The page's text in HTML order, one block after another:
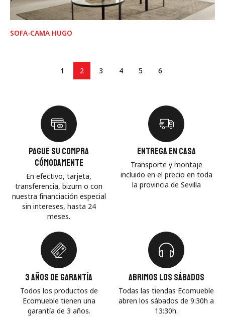
SOFA-CAMA HUGO
1 2 3 4 5 6
Pague su compra
cómodamente
En efectivo, tarjeta,
transferencia, bizum o con
nuestra financiación especial
sin intereses, hasta 24
meses.
Entrega en casa
Transporte y montaje
incluido en el precio en toda
la provincia de Sevilla
3 años de garantía
Todos los productos de
Ecomueble tienen una
garantía de 3 años.
Abrimos los sábados
Todas las tiendas Ecomueble
abren los sábados de 9:30h a
13:30h.